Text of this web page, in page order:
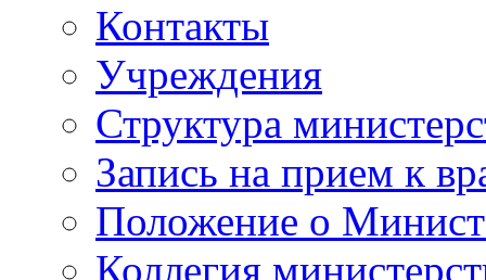
Контакты
Учреждения
Структура
Запись на прием к
Положение о
Коллегия